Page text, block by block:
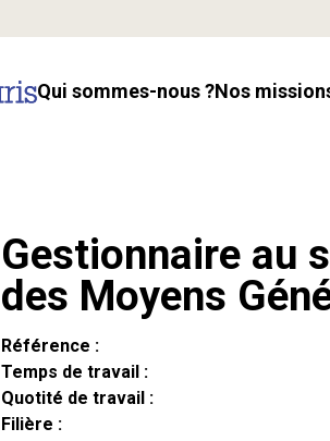
Qui sommes-nous ? Nos
Gestionnaire au
des Moyens
Référence :
Temps de travail :
Quotité de travail :
Filière :